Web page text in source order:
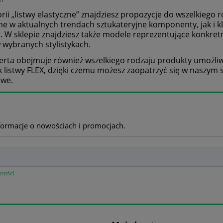
„listwy elastyczne” znajdziesz propozycje do
w aktualnych trendach sztukateryjne komponenty, jak i
W sklepie znajdziesz także modele reprezentujące
stylistykach.
obejmuje również wszelkiego rodzaju produkty
listwy FLEX, dzięki czemu możesz zaopatrzyć się w
o nowościach i promocjach.